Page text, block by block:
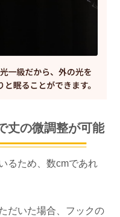
丈の微調整が可能
るため、数cmであれ
だいた場合、フックの